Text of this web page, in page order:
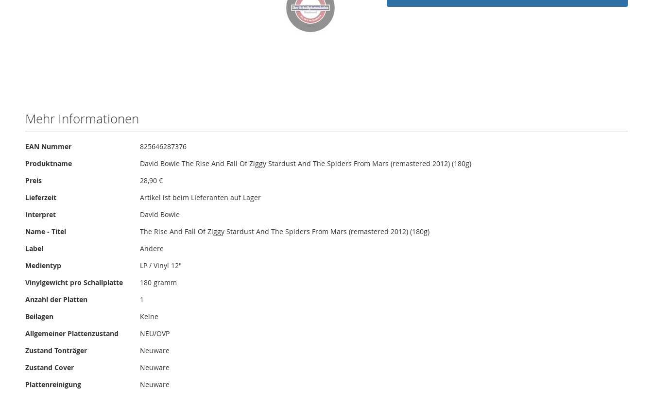
the
Mehr Informationen
Mehr
EAN Nummer
825646287376
Produktname
David Bowie The Rise And Fall Of Ziggy Stardust And The Spiders From Mars (remastered 2012) (180g)
Preis
28,90 €
Lieferzeit
Artikel ist beim LIeferanten auf Lager
Interpret
David Bowie
Name - Titel
The Rise And Fall Of Ziggy Stardust And The Spiders From Mars (remastered 2012) (180g)
Label
Andere
Medientyp
LP / Vinyl 12"
Vinylgewicht pro Schallplatte
180 gramm
Anzahl der Platten
1
Beilagen
Keine
Allgemeiner Plattenzustand
NEU/OVP
Zustand Tonträger
Neuware
Zustand Cover
Neuware
Plattenreinigung
Neuware